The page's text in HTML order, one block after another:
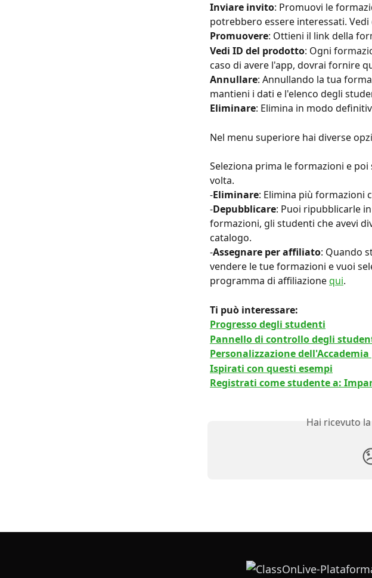
Inviare invito: Promuovi le
potrebbero essere interessati. Vedi
Promuovere: Ottieni il link della
Vedi ID del prodotto: Ogni
caso di avere l'app, dovrai fornire
Annullare: Annullando la tua
mantieni i dati e l'elenco degli
Eliminare: Elimina in modo
Nel menu superiore hai diverse
Seleziona prima le formazioni e
volta.
-Eliminare: Elimina più formazioni
-Depubblicare: Puoi ripubblicarle
formazioni, gli studenti che avevi
catalogo.
-Assegnare per affiliato: Quando
vendere le tue formazioni e vuoi
programma di affiliazione qui.
Ti può interessare:
Progresso degli studenti
Pannello di controllo degli
Personalizzazione dell'Accademia
Ispirati con questi esempi
Registrati come studente a:
Hai ricevuto